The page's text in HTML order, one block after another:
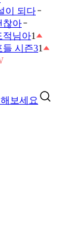
이 되다
찮아
적님아1
들 시즌31
보세요